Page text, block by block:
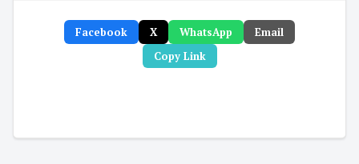
Facebook X WhatsApp
Email
Copy Link